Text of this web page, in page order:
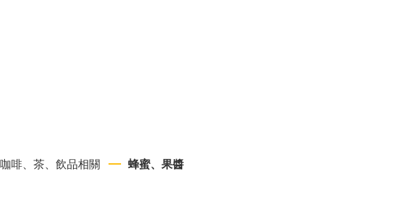
咖啡、茶、飲品相關 蜂蜜、果醬